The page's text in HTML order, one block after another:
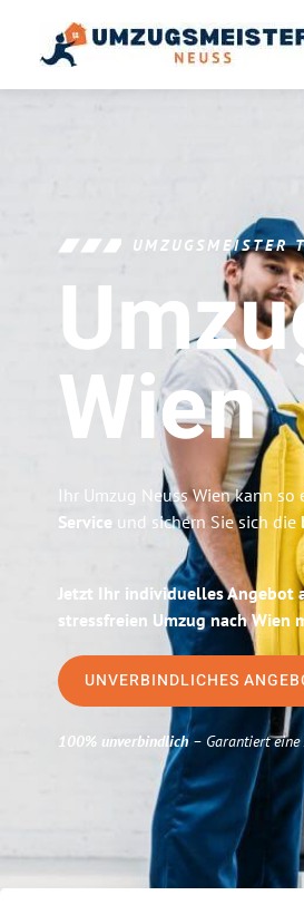
UMZUGSMEISTER
Wien
Ihr Umzug Neuss Wien kann
Service und sichern Sie sich die
Jetzt Ihr individuelles Angebot
stressfreien Umzug nach Wien
UNVERBINDLICHES
100% unverbindlich– Garantiert eine